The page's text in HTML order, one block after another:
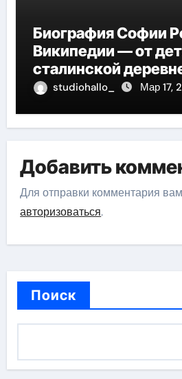
Биография Софии
Википедии — от
сталинской
карьеры и яркой
studiohallo_ Мар 17,
Добавить
Для отправки комментария
авторизоваться.
Поиск